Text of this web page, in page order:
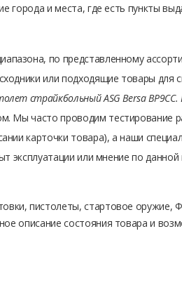
города и места, где есть пункты
по представленному
или подходящие товары для
страйкбольный ASG Bersa
Мы часто проводим тестирование
карточки товара), а наши
эксплуатации или мнение по
пистолеты, стартовое оружие,
описание состояния товара и